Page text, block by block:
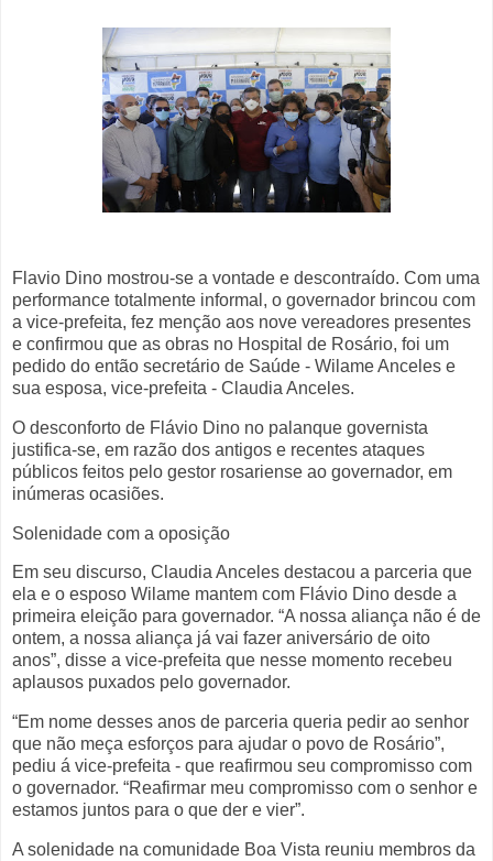
Flavio Dino mostrou-se a vontade e descontraído. Com uma
performance totalmente informal, o governador brincou com
a vice-prefeita, fez menção aos nove vereadores presentes
e confirmou que as obras no Hospital de Rosário, foi um
pedido do então secretário de Saúde - Wilame Anceles e
sua esposa, vice-prefeita - Claudia Anceles.
O desconforto de Flávio Dino no palanque governista
justifica-se, em razão dos antigos e recentes ataques
públicos feitos pelo gestor rosariense ao governador, em
inúmeras ocasiões.
Solenidade com a oposição
Em seu discurso, Claudia Anceles destacou a parceria que
ela e o esposo Wilame mantem com Flávio Dino desde a
primeira eleição para governador. “A nossa aliança não é de
ontem, a nossa aliança já vai fazer aniversário de oito
anos”, disse a vice-prefeita que nesse momento recebeu
aplausos puxados pelo governador.
“Em nome desses anos de parceria queria pedir ao senhor
que não meça esforços para ajudar o povo de Rosário”,
pediu á vice-prefeita - que reafirmou seu compromisso com
o governador. “Reafirmar meu compromisso com o senhor e
estamos juntos para o que der e vier”.
A solenidade na comunidade Boa Vista reuniu membros da